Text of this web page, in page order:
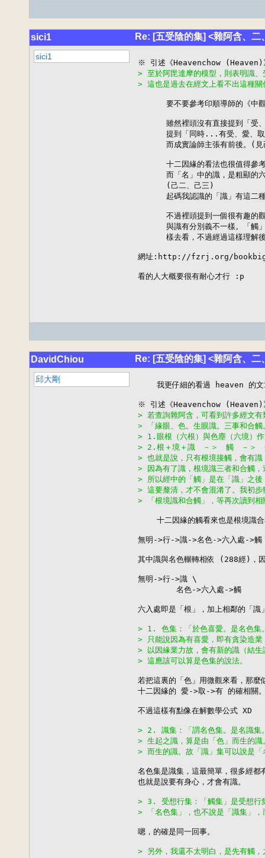
sici1 Re: [五受陰的集] <雜阿含、二
sici1
> 至於阿毘達摩的模型，則表明
> 這也是過去在經文上看不出這種
要不要參考印順導師的《中
雖然裡頭沒有直接提到「受
提到「同時...有受、愛、
而成實論師主張有前後。(見
十二因緣的看法也很值得參
而「名」中的識，是粗顯的
      (己二、己三)
起碼我認識的「識」有這二
不過裡頭提到一個很有趣的
與識有分別義不一樣。「觸
樣去看，不過經過這樣理解
網址:http://fzrj.org/
看的人大概要很有耐心才行 :p
DavidChiou Re: [五受陰的集] <雜阿含、二
邱大剛
我更仔細的看過 heaven 的文
> 若查詢雜阿含，可看到許多經文有
> 「緣眼、色。生眼識。三事和合觸
> 1.眼根（六根）與色塵（六境）
> 2.根＋境＋識　－＞　觸　－＞
> 也就是說，只有根境接觸，會有識
> 因為有了識，根境識三者和合觸，
> 所以經中的「觸」是在「識」之
> 這要釐清，才不會混淆了。我初
> 「根境識和合觸」，等再次讀到相
十二因緣的觸看來也是根境識
無明->行->識->名色->六入處->觸
其中識與名色輾轉相依 (288經)，
無明->行->識 \
名色->六入處->觸
六入處即是「根」，加上相鄰的「識
> 1. 色集：「於色喜愛。是名色集
> 只能說因為有喜愛，即有貪染造
> 以因緣業力故，會有新的識（結
> 這應該可以算是色集的說法。
若把這裏的「色」用微觀來看，那
十二因緣的 愛->取->有 的確相關
不過這樣有點像在解數學公式 XD
> 2. 識集：「謂名色集。是名識集
> 生起之識，算是由「色」而生的
> 而生的識。故「識」集可以說是「
名色集是識集，這最簡單，很多經都
也就是說要有身心，才會有識。
> 3. 受想行集：「觸集」是受想行
> 「名色集」，也不說是「識集」
嗯，的確是同一回事。
> 另外，我還不太明白，是先有觸